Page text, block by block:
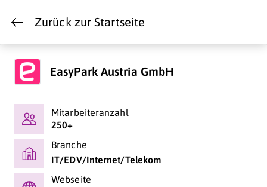
Zurück zur Startseite
EasyPark Austria GmbH
Mitarbeiteranzahl
250+
Branche
IT/EDV/Internet/Telekom
Webseite